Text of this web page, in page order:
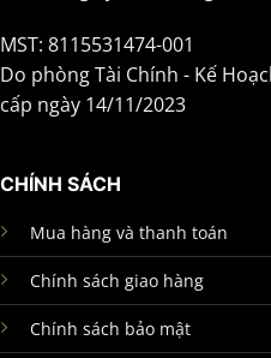
MST: 8115531474-001
Do phòng Tài Chính - Kế
cấp ngày 14/11/2023
CHÍNH SÁCH
Mua hàng và thanh toán
Chính sách giao hàng
Chính sách bảo mật